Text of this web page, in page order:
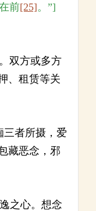
前[25]。”]
双方或多方
、租赁等关
三者所摄，爱
藏恶念，邪
之心。想念